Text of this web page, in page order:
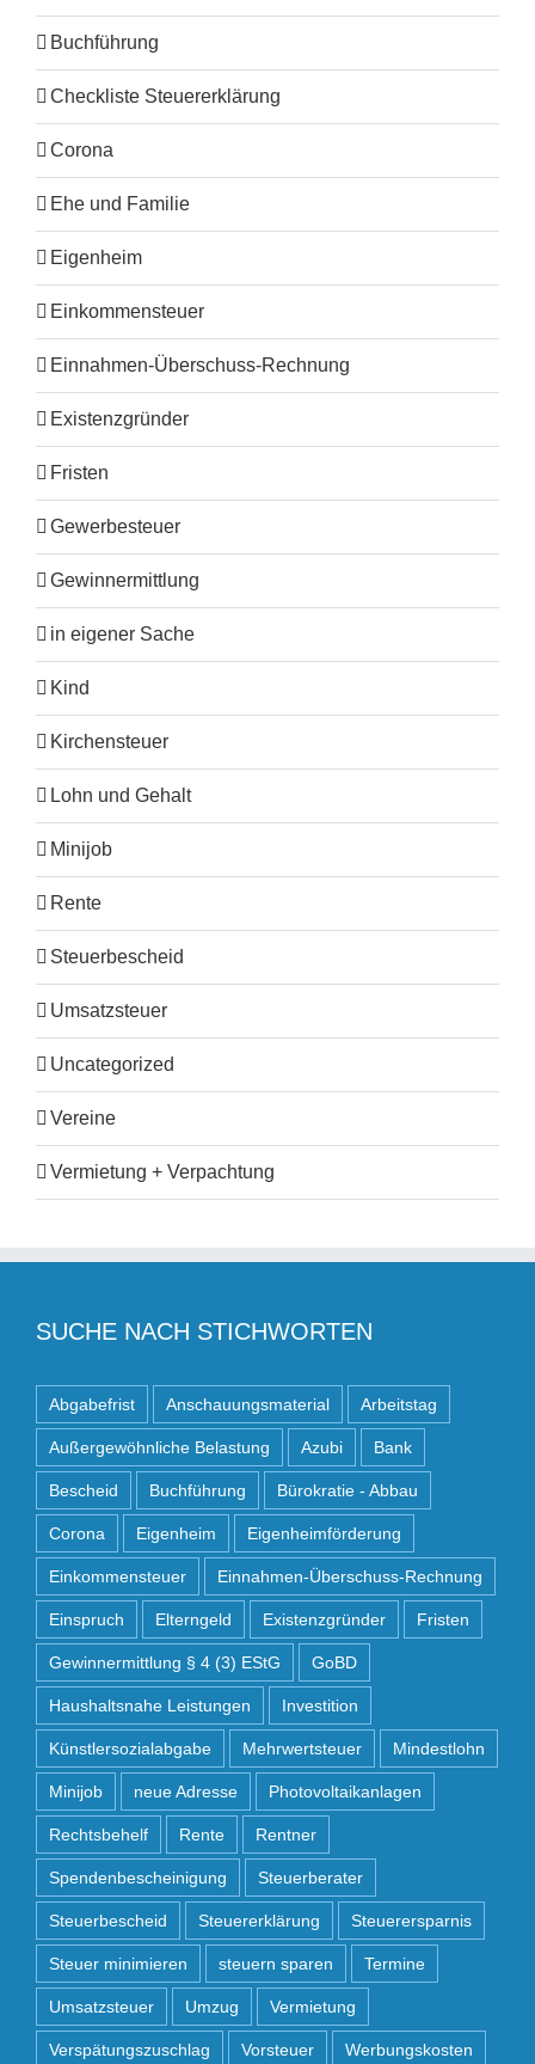
Buchführung
Checkliste Steuererklärung
Corona
Ehe und Familie
Eigenheim
Einkommensteuer
Einnahmen-Überschuss-Rechnung
Existenzgründer
Fristen
Gewerbesteuer
Gewinnermittlung
in eigener Sache
Kind
Kirchensteuer
Lohn und Gehalt
Minijob
Rente
Steuerbescheid
Umsatzsteuer
Uncategorized
Vereine
Vermietung + Verpachtung
SUCHE NACH STICHWORTEN
Abgabefrist Anschauungsmaterial Arbeitstag
Außergewöhnliche Belastung Azubi Bank
Bescheid Buchführung Bürokratie - Abbau
Corona Eigenheim Eigenheimförderung
Einkommensteuer Einnahmen-Überschuss-Rechnung
Einspruch Elterngeld Existenzgründer Fristen
Gewinnermittlung § 4 (3) EStG GoBD
Haushaltsnahe Leistungen Investition
Künstlersozialabgabe Mehrwertsteuer Mindestlohn
Minijob neue Adresse Photovoltaikanlagen
Rechtsbehelf Rente Rentner
Spendenbescheinigung Steuerberater
Steuerbescheid Steuererklärung Steuerersparnis
Steuer minimieren steuern sparen Termine
Umsatzsteuer Umzug Vermietung
Verspätungszuschlag Vorsteuer Werbungskosten